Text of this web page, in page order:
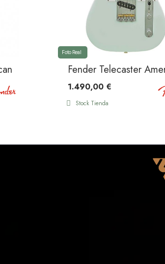
Performer Hum MN 3 Color
Fender Telecaster
1.490,00 €
Foto Real
Stock Tienda